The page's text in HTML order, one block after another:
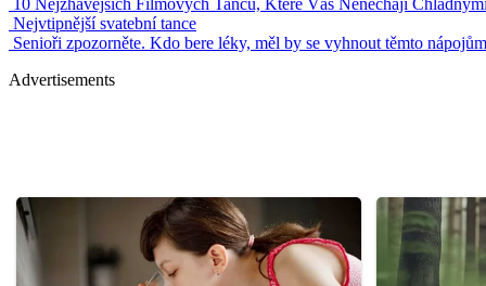
10 Nejžhavějších Filmových Tanců, Které Vás Nenechají
Nejvtipnější svatební tance
Senioři zpozorněte. Kdo bere léky, měl by se vyhnout těmto nápojům
Advertisements